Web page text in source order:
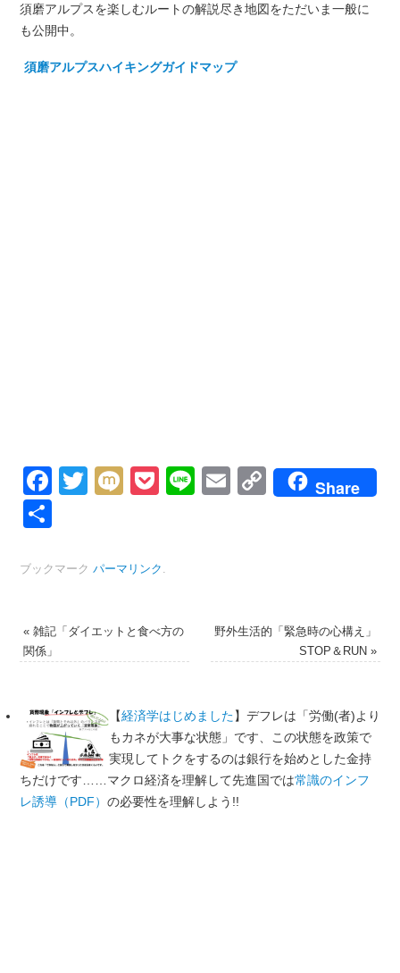
須磨アルプスを楽しむルートの解説尽き地図をただいま一般に
も公開中。
須磨アルプスハイキングガイドマップ
Facebook
Twitter
MixiPocket
LineEmail
CopyShare
共
ブックマーク パーマリンク
«雑記「ダイエットと食べ方の
関係」
野外生活的「緊急時の心構え」
STOP＆RUN»
【経済学はじめました】デフレは「労働(者)より
もカネが大事な状態」です、この状態を政策で
実現してトクをするのは銀行を始めとした金持
ちだけです……マクロ経済を理解して先進国では常識のインフ
レ誘導（PDF） の必要性を理解しよう!!